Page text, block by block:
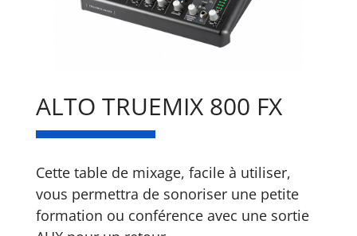
ALTO TRUEMIX 800 FX
Cette table de mixage, facile à utiliser,
vous permettra de sonoriser une petite
formation ou conférence avec une sortie